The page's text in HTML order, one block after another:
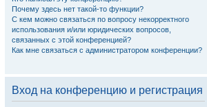
Почему здесь нет такой-то функции?
С кем можно связаться по вопросу некорректного
использования и/или юридических вопросов,
связанных с этой конференцией?
Как мне связаться с администратором конференции?
Вход на конференцию и регистрация